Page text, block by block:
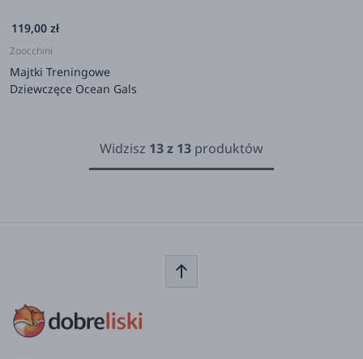
119,00 zł
Zoocchini
Majtki Treningowe
Dziewczęce Ocean Gals
Widzisz 13z 13 produktów